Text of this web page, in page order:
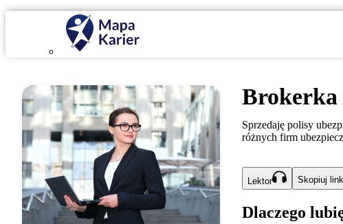
Brokerka
Sprzedaję polisy
różnych firm
Lektor Skopiuj link
Dlaczego